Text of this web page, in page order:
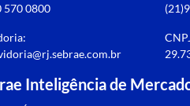
570 0800
Inteligência de